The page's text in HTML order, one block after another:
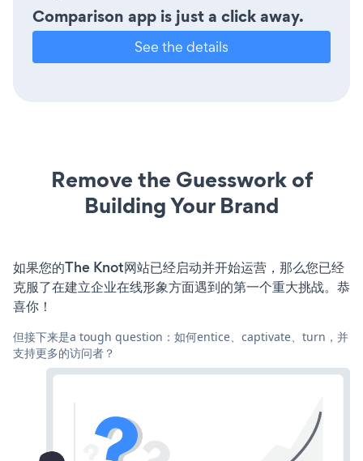
Comparison app is just a click away.
See the details
Remove the Guesswork of
Building Your Brand
如果您的The Knot网站已经启动并开始运营，那么您已经
克服了在建立企业在线形象方面遇到的第一个重大挑战。恭
喜你！
但接下来是a tough question：如何entice、captivate、turn，并
支持更多的访问者？